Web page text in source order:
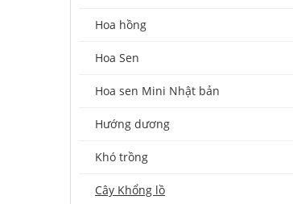
Hoa hồng
Hoa Sen
Hoa sen Mini Nhật bản
Hướng dương
Khó trồng
Cây Khổng lồ